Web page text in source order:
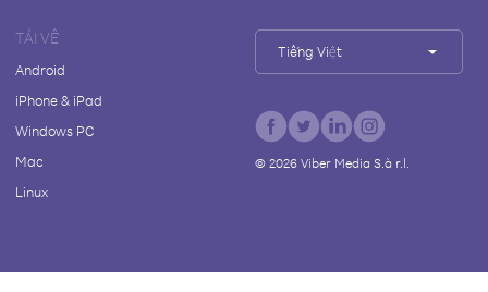
TẢI VỀ
Android
iPhone & iPad
Windows PC
Mac
Linux
Tiếng Việt
© 2026Viber Media S.à r.l.